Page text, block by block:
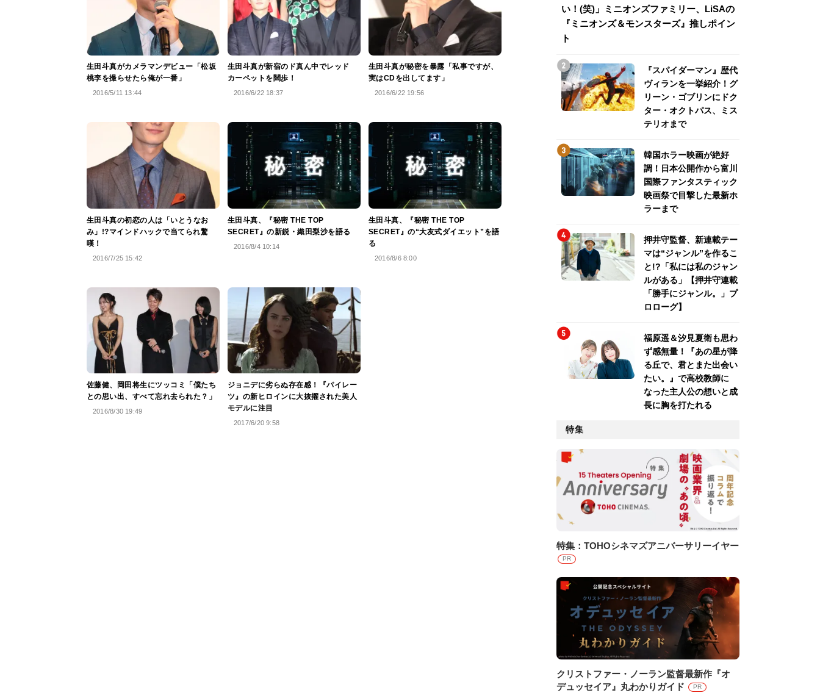
生田斗真がカメラマンデビュー「松坂
桃李を撮らせたら俺が一番」
2016/5/11 13:44
生田斗真が新宿のド真ん中でレッド
カーペットを闊歩！
2016/6/22 18:37
生田斗真が秘密を暴露「私事ですが、
実はCDを出してます」
2016/6/22 19:56
生田斗真の初恋の人は「いとうなお
み」!?マインドハックで当てられ驚
嘆！
2016/7/25 15:42
生田斗真、『秘密 THE TOP
SECRET』の新鋭・織田梨沙を語る
2016/8/4 10:14
生田斗真、『秘密 THE TOP
SECRET』の“大友式ダイエット”を語
る
2016/8/6 8:00
佐藤健、岡田将生にツッコミ「僕たち
との思い出、すべて忘れ去られた？」
2016/8/30 19:49
ジョニデに劣らぬ存在感！『パイレー
ツ』の新ヒロインに大抜擢された美人
モデルに注目
2017/6/20 9:58
い！(笑)」ミニオンズファミリー、LiSAの
『ミニオンズ＆モンスターズ』推しポイン
ト
『スパイダーマン』歴代
ヴィランを一挙紹介！グ
リーン・ゴブリンにドク
ター・オクトパス、ミス
テリオまで
韓国ホラー映画が絶好
調！日本公開作から富川
国際ファンタスティック
映画祭で目撃した最新ホ
ラーまで
押井守監督、新連載テー
マは“ジャンル”を作るこ
と!?「私には私のジャン
ルがある」【押井守連載
「勝手にジャンル。」プ
ロローグ】
福原遥＆汐見夏衛も思わ
ず感無量！『あの星が降
る丘で、君とまた出会い
たい。』で高校教師に
なった主人公の想いと成
長に胸を打たれる
特集
特集：TOHOシネマズアニバーサリーイヤー
PR
クリストファー・ノーラン監督最新作『オ
デュッセイア』丸わかりガイド
PR